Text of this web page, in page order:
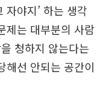
자야지’ 하는 생각
제는 대부분의 사람
청하지 않는다는
해선 안되는 공간이